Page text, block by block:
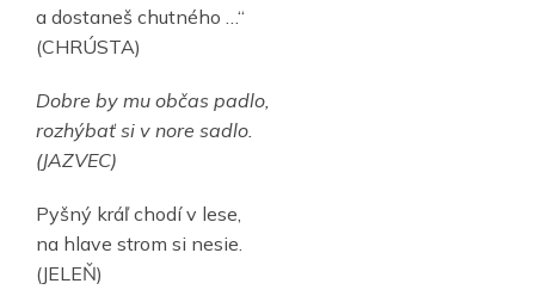
a dostaneš chutného …“
(CHRÚSTA)
Dobre by mu občas padlo,
rozhýbať si v nore sadlo.
(JAZVEC)
Pyšný kráľ chodí v lese,
na hlave strom si nesie.
(JELEŇ)